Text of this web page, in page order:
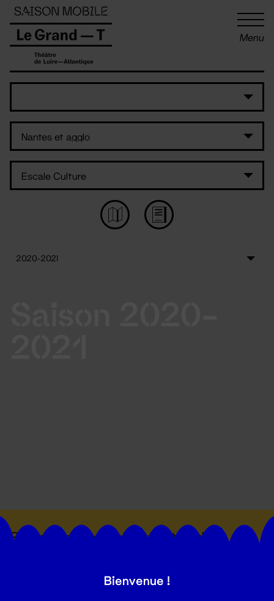
Menu
Suivez toutes les actualités du
Panneau de gestion des cookies
Bienvenue !